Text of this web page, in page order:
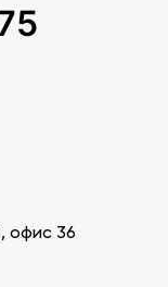
офис 36